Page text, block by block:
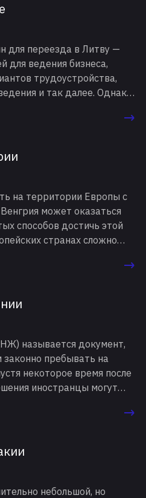
для переезда в Литву —
для ведения бизнеса,
трудоустройства,
и так далее. Однако
— вид на жительство
условий.
на территории Европы с
может оказаться
способов достичь этой
странах сложно
тысячи человек, а
одним из наиболее
которого можно
называется документ,
пребывать на
некоторое время после
иностранцы могут
небольшой, но